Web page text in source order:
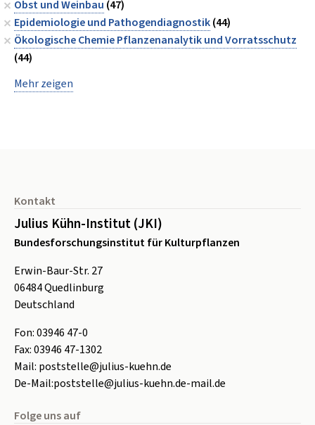
Obst und Weinbau (47)
Epidemiologie und Pathogendiagnostik(44)
Ökologische Chemie Pflanzenanalytik und Vorratsschutz
(44)
Mehr zeigen
Kontakt
Julius Kühn-Institut (JKI)
Bundesforschungsinstitut für Kulturpflanzen
Erwin-Baur-Str. 27
06484Quedlinburg
Deutschland
Fon:03946 47-0
Fax:03946 47-1302
Mail: poststelle@julius-kuehn.de
De-Mail:poststelle@julius-kuehn.de-mail.de
Folge uns auf